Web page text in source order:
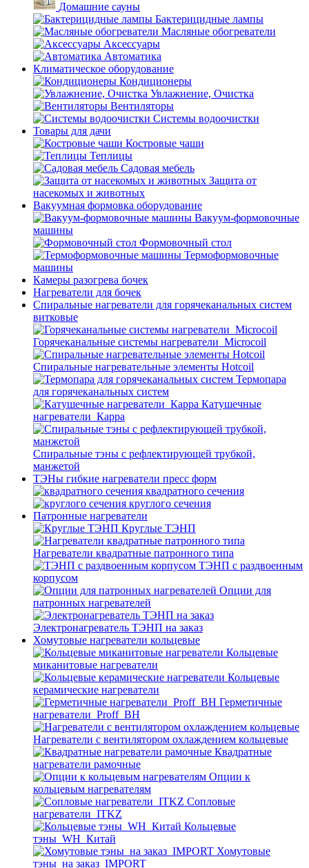
Домашние сауны
Бактерицидные лампы
Масляные обогреватели
Аксессуары
Автоматика
Климатическое оборудование
Кондиционеры
Увлажнение, Очистка
Вентиляторы
Системы водоочистки
Товары для дачи
Костровые чаши
Теплицы
Садовая мебель
Защита от
насекомых и животных
Вакуумная формовка оборудование
Вакуум-формовочные
машины
Формовочный стол
Термоформовочные
машины
Камеры разогрева бочек
Нагреватели для бочек
Спиральные нагреватели для горячеканальных систем
витковые
Горячеканальные системы нагреватели_Microcoil
Спиральные нагревательные элементы Hotcoil
Термопара
для горячеканальных систем
Катушечные
нагреватели_Карра
Спиральные тэны с рефлектирующей трубкой,
манжетой
ТЭНы гибкие нагреватели пресс форм
квадратного сечения
круглого сечения
Патронные нагреватели
Круглые ТЭНП
Нагреватели квадратные патронного типа
ТЭНП с раздвоенным
корпусом
Опции для
патронных нагревателей
Электронагреватель ТЭНП на заказ
Хомутовые нагреватели кольцевые
Кольцевые
миканитовые нагреватели
Кольцевые
керамические нагреватели
Герметичные
нагреватели_Proff_BH
Нагреватели с вентилятором охлаждением кольцевые
Квадратные
нагреватели рамочные
Опции к
кольцевым нагревателям
Cопловые
нагреватели_ITKZ
Кольцевые
тэны_WH_Китай
Хомутовые
тэны_на заказ_IMPORT